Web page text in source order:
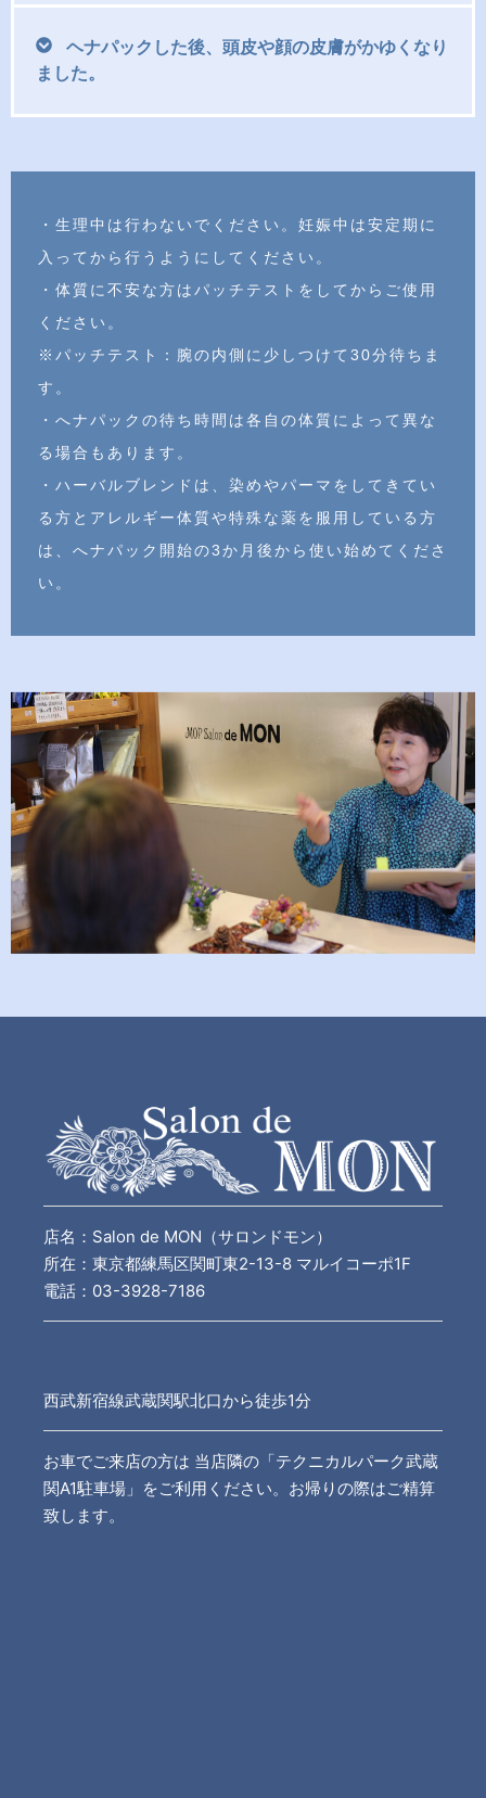
ヘナパックした後、頭皮や顔の皮膚がかゆくなり
ました。
・生理中は行わないでください。妊娠中は安定期に
入ってから行うようにしてください。
・体質に不安な方はパッチテストをしてからご使用
ください。
※パッチテスト：腕の内側に少しつけて30分待ちま
す。
・へナパックの待ち時間は各自の体質によって異な
る場合もあります。
・ハーバルブレンドは、染めやパーマをしてきてい
る方とアレルギー体質や特殊な薬を服用している方
は、へナパック開始の3か月後から使い始めてくださ
い。
店名：Salon de MON（サロンドモン）
所在：東京都練馬区関町東2-13-8 マルイコーポ1F
電話：03-3928-7186
西武新宿線武蔵関駅北口から徒歩1分
お車でご来店の方は 当店隣の「テクニカルパーク武蔵
関A1駐車場」をご利用ください。お帰りの際はご精算
致します。